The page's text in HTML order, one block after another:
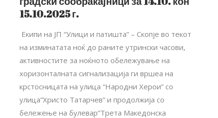
15.10.2025 г.
Екипи на ЈП “Улици и патишта” – Скопје во текот
на изминатата ноќ до раните утрински часови,
активностите за ноќното обележување на
хоризонталната сигнализација ги вршеа на
крстосницата на улица “Народни Херои” со
улица”Христо Татарчев” и продолжија со
бележење на булевар”Трета Македонска